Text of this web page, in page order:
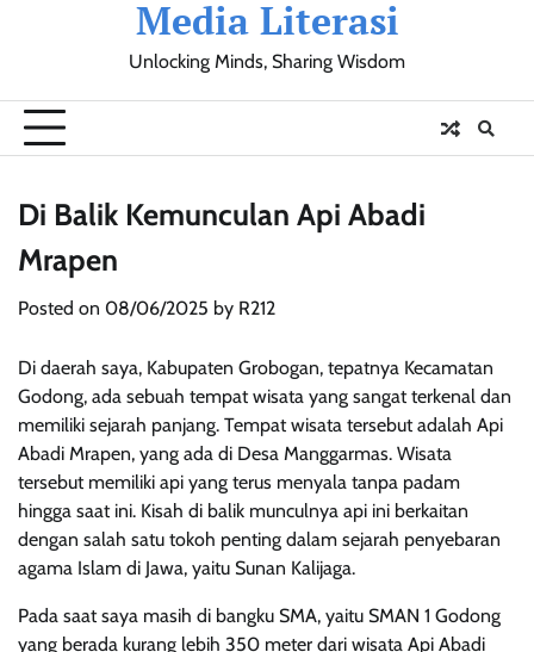
Media Literasi
Unlocking Minds, Sharing Wisdom
Pendidikan
SosialOlahraga
Resensi
Ulasan
Opini
Di Balik Kemunculan Api Abadi
Mrapen
Posted on 08/06/2025 by R212
Di daerah saya, Kabupaten Grobogan, tepatnya Kecamatan
Godong, ada sebuah tempat wisata yang sangat terkenal dan
memiliki sejarah panjang. Tempat wisata tersebut adalah Api
Abadi Mrapen, yang ada di Desa Manggarmas. Wisata
tersebut memiliki api yang terus menyala tanpa padam
hingga saat ini. Kisah di balik munculnya api ini berkaitan
dengan salah satu tokoh penting dalam sejarah penyebaran
agama Islam di Jawa, yaitu Sunan Kalijaga.
Pada saat saya masih di bangku SMA, yaitu SMAN 1 Godong
yang berada kurang lebih 350 meter dari wisata Api Abadi